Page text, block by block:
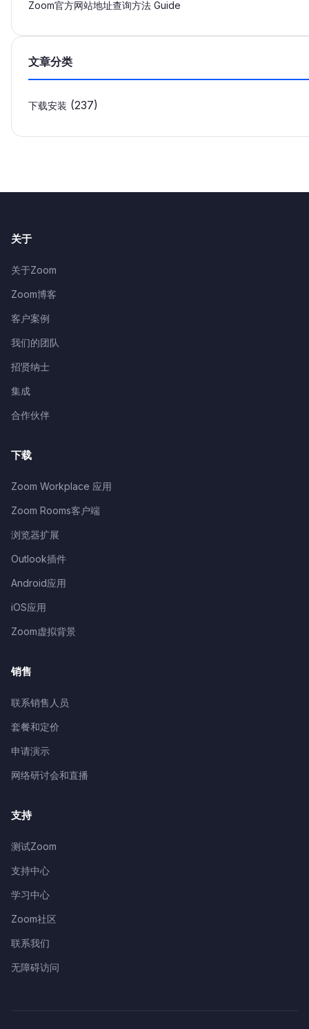
Zoom官方网站地址查询方法 Guide
文章分类
下载安装 (237)
关于
关于Zoom
Zoom博客
客户案例
我们的团队
招贤纳士
集成
合作伙伴
下载
Zoom Workplace 应用
Zoom Rooms客户端
浏览器扩展
Outlook插件
Android应用
iOS应用
Zoom虚拟背景
销售
联系销售人员
套餐和定价
申请演示
网络研讨会和直播
支持
测试Zoom
支持中心
学习中心
Zoom社区
联系我们
无障碍访问